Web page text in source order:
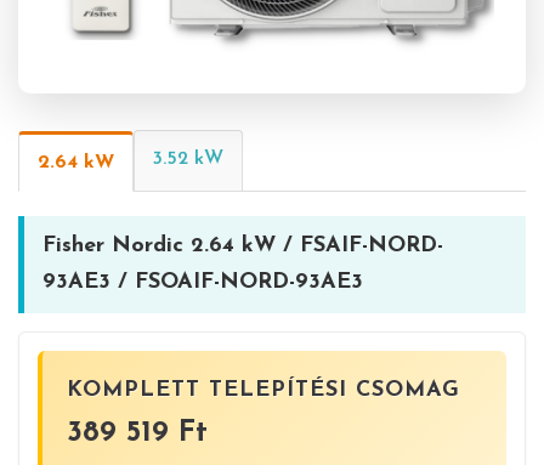
2.64 kW 3.52 kW
Fisher Nordic 2.64 kW / FSAIF-NORD-
93AE3 / FSOAIF-NORD-93AE3
KOMPLETT TELEPÍTÉSI CSOMAG
389 519 Ft